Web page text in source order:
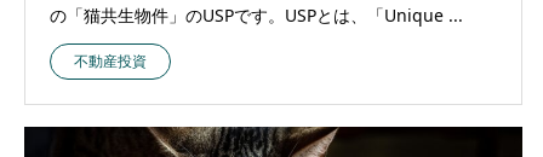
の「猫共生物件」のUSPです。USPとは、「Unique ...
不動産投資